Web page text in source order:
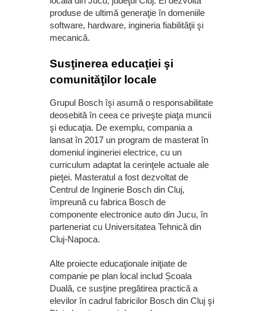
produse de ultimă generaţie în domeniile
software, hardware, ingineria fiabilităţii şi
mecanică.
Susţinerea educaţiei şi
comunităţilor locale
Grupul Bosch îşi asumă o responsabilitate
deosebită în ceea ce priveşte piaţa muncii
şi educaţia. De exemplu, compania a
lansat în 2017 un program de masterat în
domeniul ingineriei electrice, cu un
curriculum adaptat la cerinţele actuale ale
pieţei. Masteratul a fost dezvoltat de
Centrul de Inginerie Bosch din Cluj,
împreună cu fabrica Bosch de
componente electronice auto din Jucu, în
parteneriat cu Universitatea Tehnică din
Cluj-Napoca.
Alte proiecte educaţionale iniţiate de
companie pe plan local includ Școala
Duală, ce susţine pregătirea practică a
elevilor în cadrul fabricilor Bosch din Cluj şi